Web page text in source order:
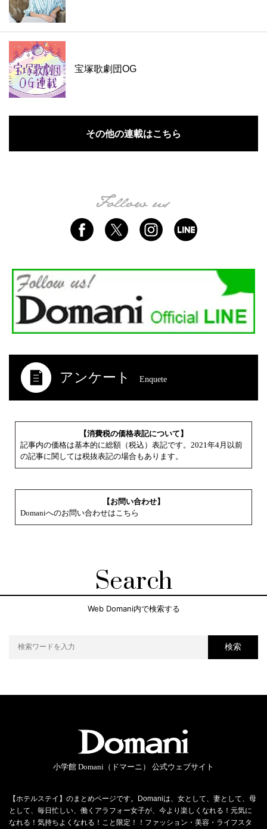
宝塚歌劇団OG
その他の連載はこちら
アンケート Enquete
【消費税の価格表記について】
記事内の価格は基本的に総額（税込）表記です。2021年4月以前
の記事に関しては税抜表記の場合もあります。
【お問い合わせ】
Domaniへのお問い合わせはこちら
Search
Web Domani内で検索する
検索
小学館 Domani（ドマーニ） 公式ウェブサイト
【ホテルステイ】のまとめページです。Domaniは、女として、妻として、母
として、毎日忙しい、働くアラフォー女子が、今より楽しくなれる！元気に
なれる！気持ちよくなれる！こと限定！！ファッション・美容・ライフスタ